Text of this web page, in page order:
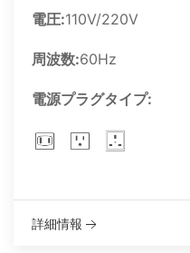
電圧:110V/220V
周波数:60Hz
電源プラグタイプ:
詳細情報